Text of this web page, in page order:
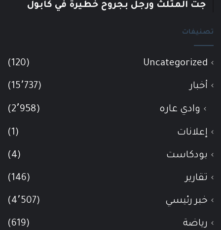
جت المثلث ورجل بجروح خطيرة في كابول
تصنيفات
Uncategorized
(120)
أخبار (15٬737)
وادي عاره (2٬958)
إعلانات (1)
بودكاست (4)
تقارير (146)
خبر رئيسي (4٬507)
رياضة (619)